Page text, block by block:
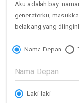
Aku adalah bayi
generatorku,
belakang yang
Nama Depan
Laki-laki